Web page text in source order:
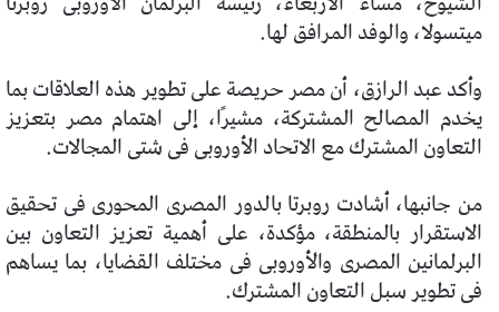
ميتسولا، والوفد المرافق لها.
وأكد عبد الرازق، أن مصر حريصة على تطوير هذه العلاقات بما
يخدم المصالح المشتركة، مشيرًا، إلى اهتمام مصر بتعزيز
التعاون المشترك مع الاتحاد الأوروبى فى شتى المجالات.
من جانبها، أشادت روبرتا بالدور المصرى المحورى فى تحقيق
الاستقرار بالمنطقة، مؤكدة، على أهمية تعزيز التعاون بين
البرلمانين المصرى والأوروبى فى مختلف القضايا، بما يساهم
فى تطوير سبل التعاون المشترك.